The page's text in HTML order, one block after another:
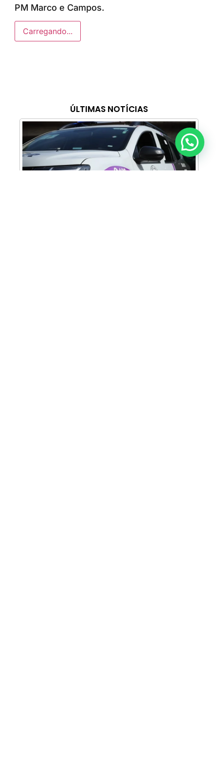
ÚLTIMAS NOTÍCIAS
PM Marco e Campos.
Carregando...
Anunciar ou recomendar matéria